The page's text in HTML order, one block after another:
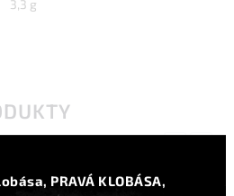
PRAVÁ KLOBÁSA,
3,3 g